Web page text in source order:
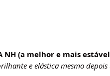
NH (a melhor e mais
e elástica mesmo